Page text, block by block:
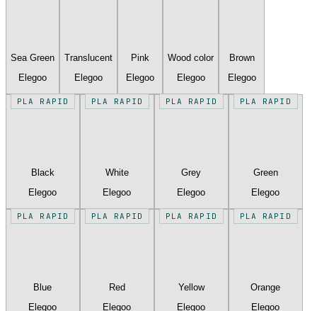
Sea Green
Elegoo
Translucent
Elegoo
Pink
Elegoo
Wood color
Elegoo
Brown
Elegoo
PLA RAPID
Black
Elegoo
PLA RAPID
White
Elegoo
PLA RAPID
Grey
Elegoo
PLA RAPID
Green
Elegoo
PLA RAPID
Blue
Elegoo
PLA RAPID
Red
Elegoo
PLA RAPID
Yellow
Elegoo
PLA RAPID
Orange
Elegoo